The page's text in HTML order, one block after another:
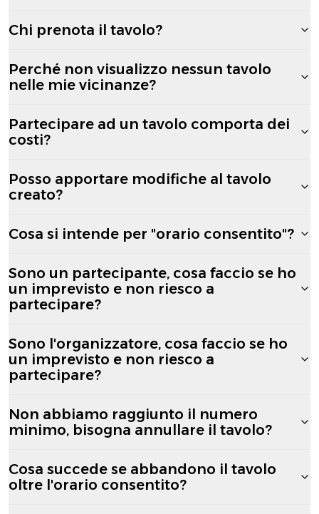
Chi prenota il tavolo?
Perché non visualizzo nessun tavolo
nelle mie vicinanze?
Partecipare ad un tavolo comporta dei
costi?
Posso apportare modifiche al tavolo
creato?
Cosa si intende per "orario consentito"?
Sono un partecipante, cosa faccio se ho
un imprevisto e non riesco a
partecipare?
Sono l'organizzatore, cosa faccio se ho
un imprevisto e non riesco a
partecipare?
Non abbiamo raggiunto il numero
minimo, bisogna annullare il tavolo?
Cosa succede se abbandono il tavolo
oltre l'orario consentito?